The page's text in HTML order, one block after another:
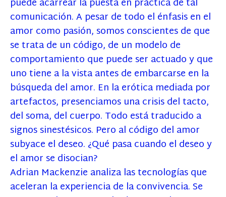
puede acarrear la puesta en práctica de tal
comunicación. A pesar de todo el énfasis en el
amor como pasión, somos conscientes de que
se trata de un código, de un modelo de
comportamiento que puede ser actuado y que
uno tiene a la vista antes de embarcarse en la
búsqueda del amor. En la erótica mediada por
artefactos, presenciamos una crisis del tacto,
del soma, del cuerpo. Todo está traducido a
signos sinestésicos. Pero al código del amor
subyace el deseo. ¿Qué pasa cuando el deseo y
el amor se disocian?
Adrian Mackenzie analiza las tecnologías que
aceleran la experiencia de la convivencia. Se